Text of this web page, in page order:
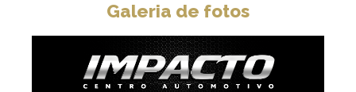
Galeria de fotos